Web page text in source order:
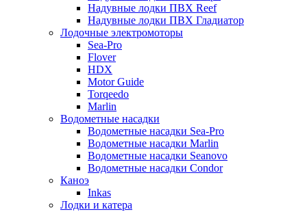
Надувные лодки ПВХ Reef
Надувные лодки ПВХ Гладиатор
Лодочные электромоторы
Sea-Pro
Flover
HDX
Motor Guide
Torqeedo
Marlin
Водометные насадки
Водометные насадки Sea-Pro
Водометные насадки Marlin
Водометные насадки Seanovo
Водометные насадки Condor
Каноэ
Inkas
Лодки и катера